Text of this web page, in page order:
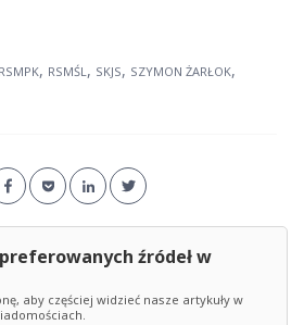
RSMPK, RSMŚL, SKJS, SZYMON ŻARŁOK,
preferowanych źródeł w
aby częściej widzieć nasze artykuły w